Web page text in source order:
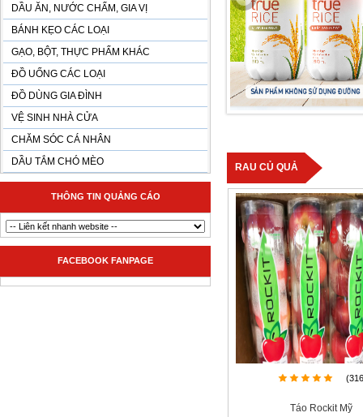
DẦU ĂN, NƯỚC CHẤM, GIA VỊ
BÁNH KẸO CÁC LOẠI
GẠO, BỘT, THỰC PHẨM KHÁC
ĐỒ UỐNG CÁC LOẠI
ĐỒ DÙNG GIA ĐÌNH
VỆ SINH NHÀ CỬA
CHĂM SÓC CÁ NHÂN
DẦU TẮM CHÓ MÈO
THÔNG TIN QUẢNG CÁO
FACEBOOK FANPAGE
RAU CỦ QUẢ
Táo Rockit Mỹ